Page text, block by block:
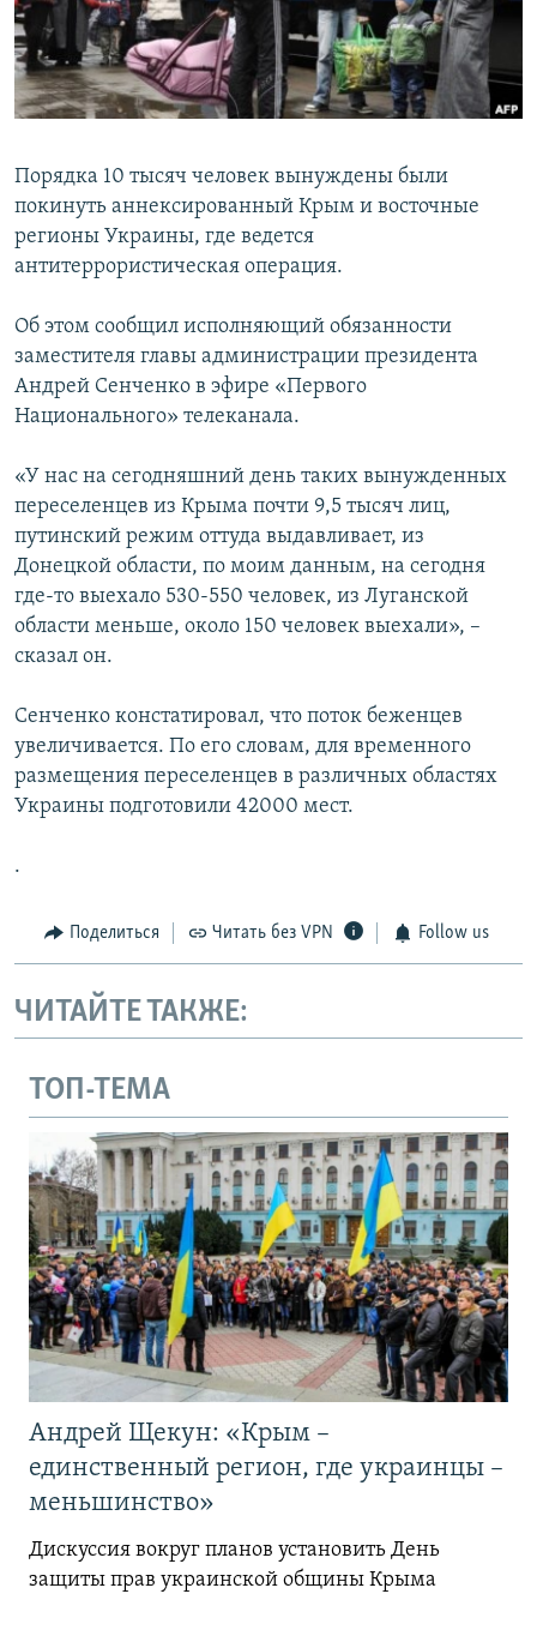
ПОБЕДИТЕЛЕЙ НЕ СУДЯТ?
КРЫМ.НЕПОКОРЕННЫЙ
ELIFBE
ПРИСОЕДИНЯЙТЕСЬ!
Все сайты RFE/RL
Порядка 10 тысяч человек вынуждены были
покинуть аннексированный Крым и восточные
регионы Украины, где ведется
антитеррористическая операция.
Об этом сообщил исполняющий обязанности
заместителя главы администрации президента
Андрей Сенченко в эфире «Первого
Национального» телеканала.
«У нас на сегодняшний день таких вынужденных
переселенцев из Крыма почти 9,5 тысяч лиц,
путинский режим оттуда выдавливает, из
Донецкой области, по моим данным, на сегодня
где-то выехало 530-550 человек, из Луганской
области меньше, около 150 человек выехали», –
сказал он.
Сенченко констатировал, что поток беженцев
увеличивается. По его словам, для временного
размещения переселенцев в различных областях
Украины подготовили 42000 мест.
.
Поделиться Читать без VPN Follow us
ЧИТАЙТЕ ТАКЖЕ:
ТОП-ТЕМА
Андрей Щекун: «Крым –
единственный регион, где украинцы –
меньшинство»
Дискуссия вокруг планов установить День
защиты прав украинской общины Крыма